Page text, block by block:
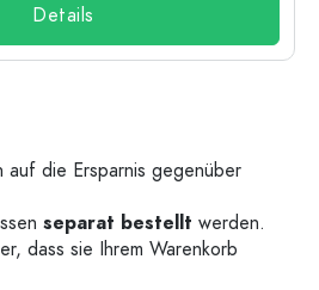
Details
die Ersparnis gegenüber
separat bestellt werden.
dass sie Ihrem Warenkorb